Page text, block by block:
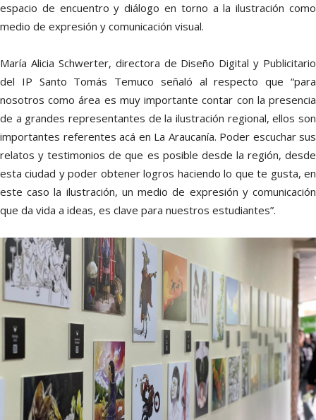
espacio de encuentro y diálogo en torno a la ilustración como
medio de expresión y comunicación visual.
María Alicia Schwerter, directora de Diseño Digital y Publicitario
del IP Santo Tomás Temuco señaló al respecto que “para
nosotros como área es muy importante contar con la presencia
de a grandes representantes de la ilustración regional, ellos son
importantes referentes acá en La Araucanía. Poder escuchar sus
relatos y testimonios de que es posible desde la región, desde
esta ciudad y poder obtener logros haciendo lo que te gusta, en
este caso la ilustración, un medio de expresión y comunicación
que da vida a ideas, es clave para nuestros estudiantes”.